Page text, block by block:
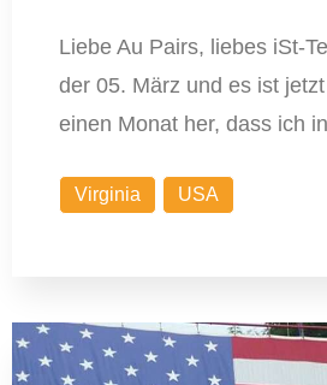
Liebe Au Pairs, liebes iSt-
der 05. März und es ist
einen Monat her, dass ich
Virginia USA